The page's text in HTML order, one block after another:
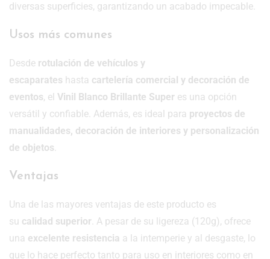
diversas superficies, garantizando un acabado impecable.
Usos más comunes
Desde rotulación de vehículos y
escaparates hasta cartelería comercial y decoración de
eventos, el Vinil Blanco Brillante Super es una opción
versátil y confiable. Además, es ideal para proyectos de
manualidades, decoración de interiores y personalización
de objetos
Ventajas
Una de las mayores ventajas de este producto es
su calidad superior . A pesar de su ligereza (120g), ofrece
una excelente resistencia a la intemperie y al desgaste, lo
que lo hace perfecto tanto para uso en interiores como en